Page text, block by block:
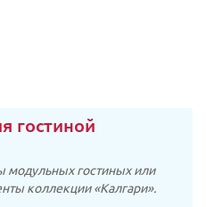
гостиной
модульных гостиных или
коллекции «Калгари».